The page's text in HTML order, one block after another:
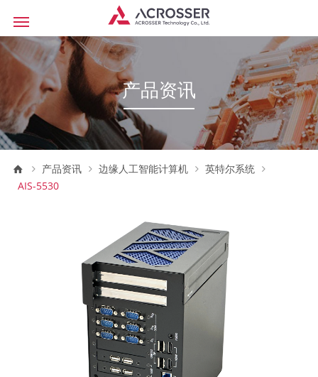
产品资讯
产品资讯 边缘人工智能计算机
英特尔系统
AIS-5530